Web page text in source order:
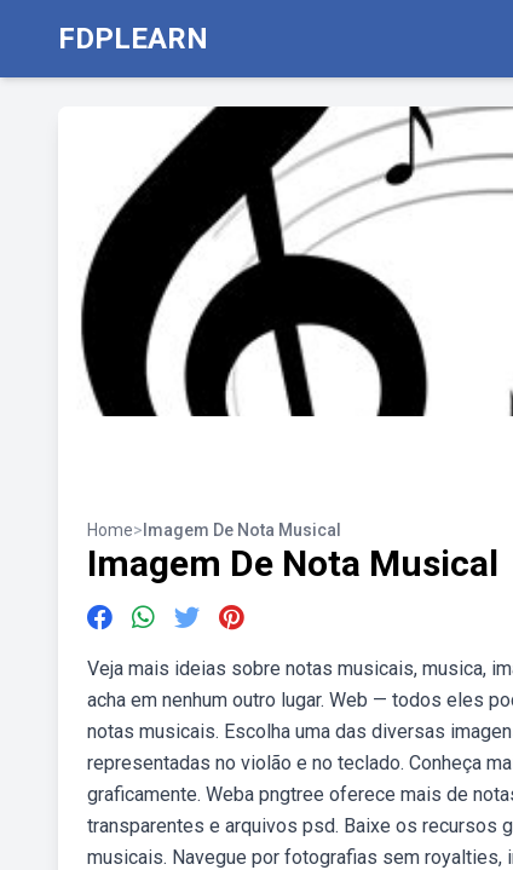
FDPLEARN
Home> Imagem De Nota Musical
Imagem De Nota Musical
Veja mais ideias sobre notas musicais, musica,
acha em nenhum outro lugar. Web — todos eles
notas musicais. Escolha uma das diversas
representadas no violão e no teclado. Conheça
graficamente. Weba pngtree oferece mais de
transparentes e arquivos psd. Baixe os recursos
musicais. Navegue por fotografias sem